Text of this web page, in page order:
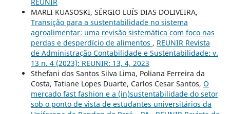
MARLI KUASOSKI, SÉRGIO LUÍS DIAS DOLIVEIRA,
Transição para a sustentabilidade no sistema
agroalimentar: uma revisão sistemática com foco nas
perdas e desperdício de alimentos , REUNIR Revista
de Administração Contabilidade e Sustentabilidade: v.
13 n. 4 (2023): REUNIR: 13, 4, 2023
Sthefani dos Santos Silva Lima, Poliana Ferreira da
Costa, Tatiane Lopes Duarte, Carlos Cesar Santos, O
mercado fast fashion e a (in)sustentabilidade do setor
sob o ponto de vista de estudantes universitários da